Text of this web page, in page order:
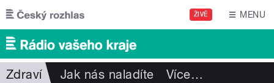
Přejít k hlavnímu obsahu
ŽIVĚ MENU
Zdraví Jak nás naladíte Více…